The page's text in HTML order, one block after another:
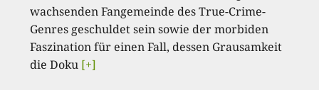
wachsenden Fangemeinde des True-Crime-
Genres geschuldet sein sowie der morbiden
Faszination für einen Fall, dessen Grausamkeit
die Doku [+]